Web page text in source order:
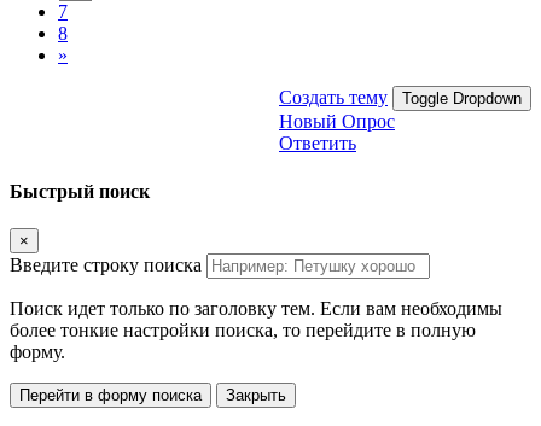
7
8
»
Создать тему Toggle Dropdown
Новый Опрос
Ответить
Быстрый поиск
×
Введите строку поиска
Поиск идет только по заголовку тем. Если вам необходимы
более тонкие настройки поиска, то перейдите в полную
форму.
Перейти в форму поиска Закрыть